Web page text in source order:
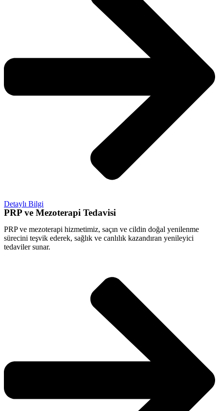
Detaylı Bilgi
PRP ve Mezoterapi Tedavisi
PRP ve mezoterapi hizmetimiz, saçın ve cildin doğal yenilenme
sürecini teşvik ederek, sağlık ve canlılık kazandıran yenileyici
tedaviler sunar.